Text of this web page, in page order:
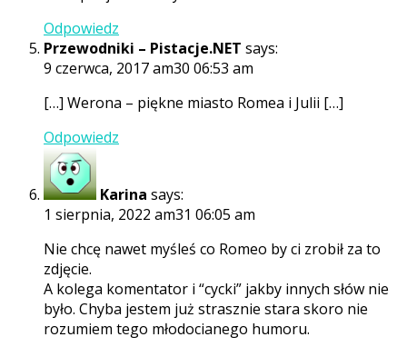
Odpowiedz
Przewodniki – Pistacje.NET says:
9 czerwca, 2017 am30 06:53 am
[…] Werona – piękne miasto Romea i Julii […]
Odpowiedz
Karina says:
1 sierpnia, 2022 am31 06:05 am
Nie chcę nawet myśleś co Romeo by ci zrobił za to
zdjęcie.
A kolega komentator i “cycki” jakby innych słów nie
było. Chyba jestem już strasznie stara skoro nie
rozumiem tego młodocianego humoru.